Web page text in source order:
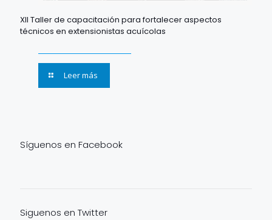
XII Taller de capacitación para fortalecer aspectos
técnicos en extensionistas acuícolas
Leer más
Síguenos en Facebook
Siguenos en Twitter